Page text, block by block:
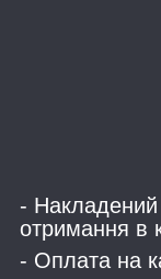
-
отримання в
- Оплата на